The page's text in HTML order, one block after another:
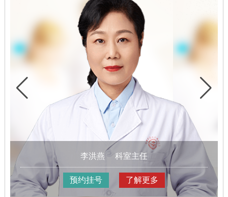
李洪燕 科室主任
预约挂号 了解更多